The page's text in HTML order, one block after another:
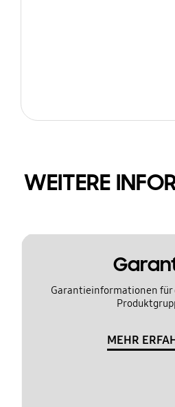
WEITERE
Garantieinformationen für
MEHR